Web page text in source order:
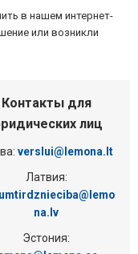
в нашем интернет-
или возникли
Контакты для
лиц
verslui@lemona.lt
Латвия:
na.lv
Эстония: